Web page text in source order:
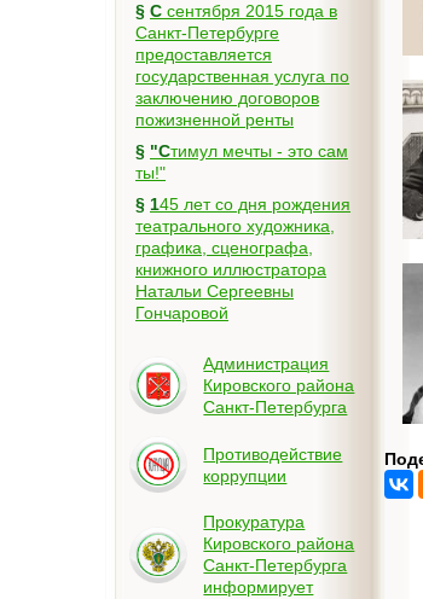
§ С сентября 2015 года в
Санкт-Петербурге
предоставляется
государственная услуга по
заключению договоров
пожизненной ренты
§ "Стимул мечты - это сам
ты!"
§ 145 лет со дня рождения
театрального художника,
графика, сценографа,
книжного иллюстратора
Натальи Сергеевны
Гончаровой
Администрация
Кировского района
Санкт-Петербурга
Противодействие
коррупции
Прокуратура
Кировского района
Санкт-Петербурга
информирует